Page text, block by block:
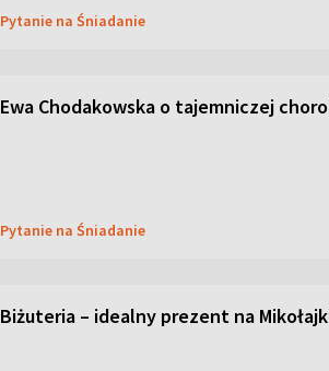
Pytanie na Śniadanie
Ewa Chodakowska o tajemniczej
Pytanie na Śniadanie
Biżuteria – idealny prezent na